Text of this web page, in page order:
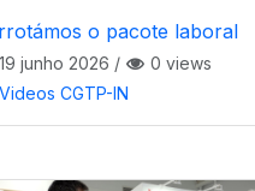
o pacote laboral
19 junho 2026 /
0 views
Videos CGTP-IN